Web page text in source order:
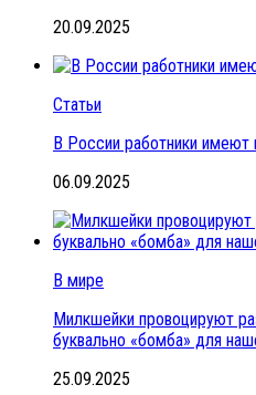
20.09.2025
Статьи
В России работники имеют
06.09.2025
В мире
Милкшейки провоцируют
буквально «бомба» для
25.09.2025